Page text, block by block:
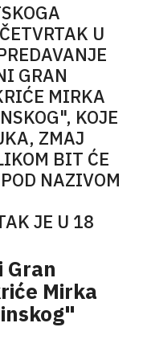
U
GRAN
MIRKA
KOJE
ZMAJ
BIT ĆE
NAZIVOM
JE U 18
Gran
Mirka